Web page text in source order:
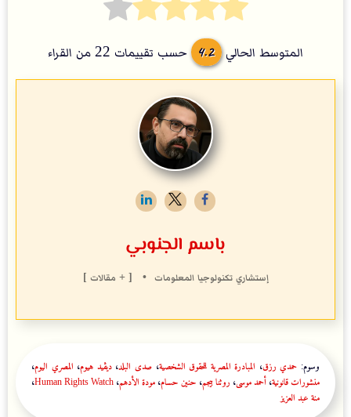
المتوسط الحالي 4.2 حسب تقييمات 22 من القراء
باسم الجنوبي
إستشاريتكنولوجيا المعلومات • [ + مقالات ]
وسوم: حمدي رزق، المبادرة المصرية للحقوق الشخصية،صدى البلد،ديڤيد هيوم، المصري اليوم،
منشورات قانونية، أحمد موسى، روثنا بيجم، حنين حسام، مودة الأدهم، Human Rights Watch،
منة عبد العزيز